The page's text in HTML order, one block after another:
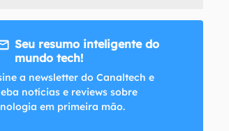
Seu resumo inteligente do
mundo tech!
a newsletter do Canaltech e
notícias e reviews sobre
em primeira mão.